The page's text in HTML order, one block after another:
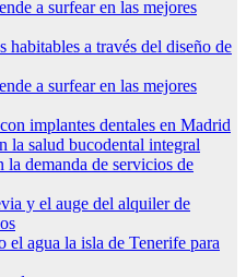
a surfear en las mejores
habitables a través del diseño de
a surfear en las mejores
implantes dentales en Madrid
la salud bucodental integral
la demanda de servicios de
y el auge del alquiler de
el agua la isla de Tenerife para